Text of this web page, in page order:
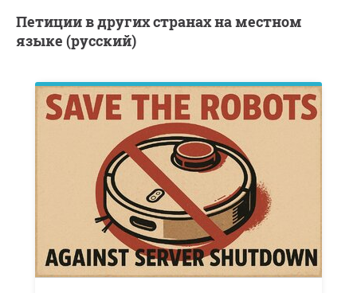
Петиции в других странах на местном
языке (русский)